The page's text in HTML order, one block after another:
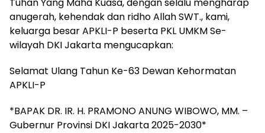
Tuhan Yang Maha Kuasa, dengan selalu mengharap
anugerah, kehendak dan ridho Allah SWT., kami,
keluarga besar APKLI-P beserta PKL UMKM Se-
wilayah DKI Jakarta mengucapkan:
Selamat Ulang Tahun Ke-63 Dewan Kehormatan
APKLI-P
*BAPAK DR. IR. H. PRAMONO ANUNG WIBOWO, MM. –
Gubernur Provinsi DKI Jakarta 2025-2030*